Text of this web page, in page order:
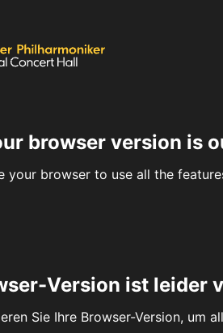
browser version is
your browser to use all the
Version ist leider
Sie Ihre Browser-Version, um